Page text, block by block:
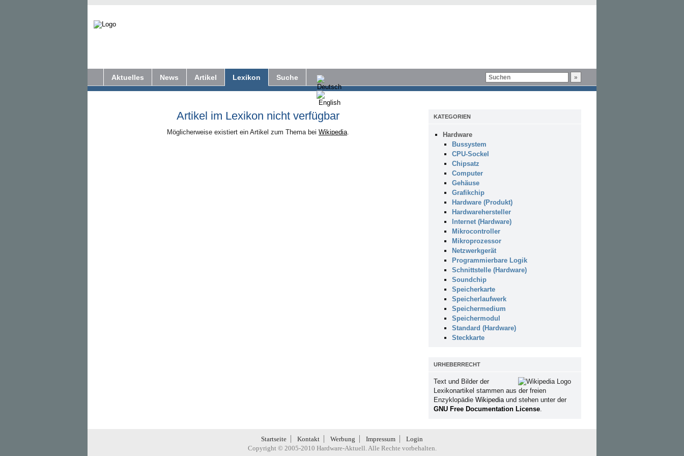
Aktuelles News Artikel Lexikon Suche
Artikel im Lexikon nicht verfügbar
Möglicherweise existiert ein Artikel zum Thema bei Wikipedia.
KATEGORIEN
Hardware
Bussystem
CPU-Sockel
Chipsatz
Computer
Gehäuse
Grafikchip
Hardware (Produkt)
Hardwarehersteller
Internet (Hardware)
Mikrocontroller
Mikroprozessor
Netzwerkgerät
Programmierbare Logik
Schnittstelle (Hardware)
Soundchip
Speicherkarte
Speicherlaufwerk
Speichermedium
Speichermodul
Standard (Hardware)
Steckkarte
URHEBERRECHT
Text und Bilder der
Lexikonartikel stammen aus der freien
Enzyklopädie Wikipediaund stehen unter der
GNU Free Documentation License.
Startseite Kontakt Werbung Impressum
Login
Copyright © 2005-2010 Hardware-Aktuell. Alle Rechte vorbehalten.